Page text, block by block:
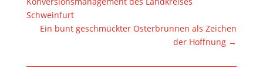
Schweinfurt
Ein bunt geschmückter Osterbrunnen als Zeichen
der Hoffnung →